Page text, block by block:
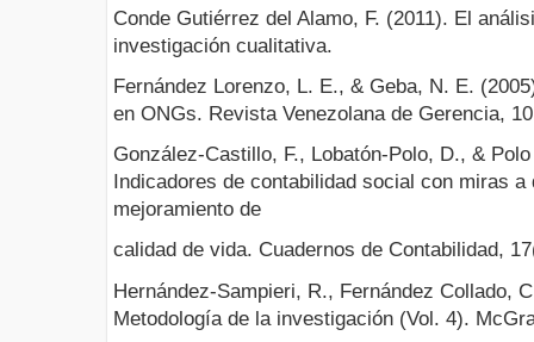
Conde Gutiérrez del Alamo, F. (2011). El
investigación cualitativa.
Fernández Lorenzo, L. E., & Geba, N. E.
en ONGs. Revista Venezolana de Gerencia,
González-Castillo, F., Lobatón-Polo, D., &
Indicadores de contabilidad social con miras
mejoramiento de
calidad de vida. Cuadernos de Contabilidad,
Hernández-Sampieri, R., Fernández Collado,
Metodología de la investigación (Vol. 4).